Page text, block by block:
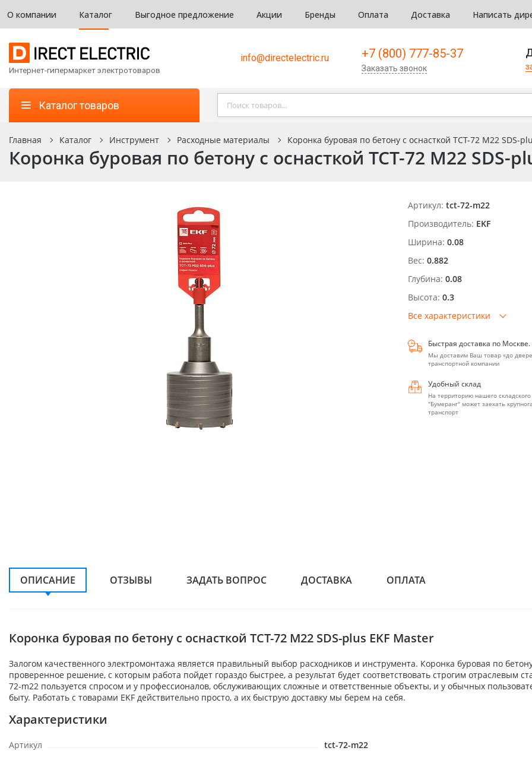
О компании Каталог Выгодное предложение Акции Бренды Оплата Доставка Написать
Интернет-гипермаркет электротоваров
info@directelectric.ru +7 (800) 777-85-37
Заказать звонок
Каталог товаров
Главная Каталог Инструмент Расходные материалы Коронка буровая по бетону с оснасткой TCT-72 М22 SDS-
Коронка буровая по бетону с оснасткой TCT-72 М22 SDS-
Артикул: tct-72-m22
Производитель: EKF
Ширина: 0.08
Вес: 0.882
Глубина: 0.08
Высота: 0.3
Все характеристики
Быстрая доставка по Москве.
Мы доставим Ваш товар «до
транспортной компании
Удобный склад
На территорию нашего
"Бумеранг" может заехать
транспорт
ОПИСАНИЕ ОТЗЫВЫ ЗАДАТЬ ВОПРОС ДОСТАВКА ОПЛАТА
Коронка буровая по бетону с оснасткой TCT-72 М22 SDS-plus EKF Master
Залогом качественного электромонтажа является правильный выбор расходников и инструмента. Коронка буровая по
проверенное решение, с которым работа пойдет гораздо быстрее, а результат будет соответствовать строгим
72-m22 пользуется спросом и у профессионалов, обслуживающих сложные и ответственные объекты, и у обычных
быту. Работать с товарами EKF действительно просто, а их быструю доставку мы берем на себя.
Характеристики
Артикул
tct-72-m22